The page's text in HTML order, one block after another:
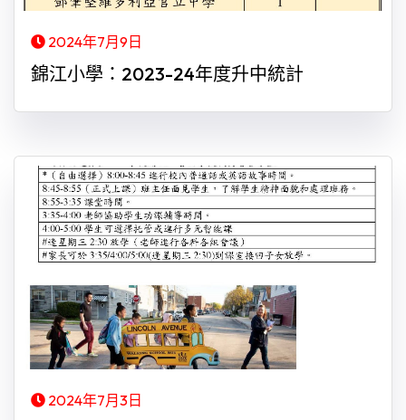
2024年7月9日
錦江小學：2023-24年度升中統計
2024年7月3日